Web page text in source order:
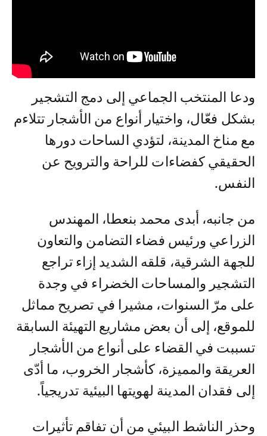
ودعا المنتخب الجماعي إلى دمج التشجير
بشكل فعّال، واختيار أنواع من الأشجار تتلاءم
مع مناخ المدينة، لتؤدي الساحات دورها
الحقيقي كفضاءات للراحة والترويح عن
النفس.
من جانبه، أبدى محمد بنعطا، المهندس
الزراعي ورئيس فضاء التضامن والتعاون
للجهة الشرقية، قلقه الشديد إزاء تراجع
التشجير والمساحات الخضراء في وجدة
على مرّ السنوات، مشيرا في تصريح مماثل
للموقع، إلى أن بعض مشاريع التهيئة السابقة
تسببت في القضاء على أنواع من الأشجار
العريقة والمميزة، كأشجار الخروب، ما أدّى
إلى فقدان المدينة لهويتها البيئية تدريجياً.
وحذر الناشط البيئي من أن تفاقم تأثيرات